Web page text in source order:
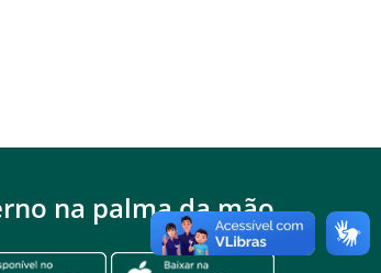
na palma da mão